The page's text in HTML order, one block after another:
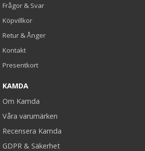
Frågor & Svar
Köpvillkor
Retur & Ånger
Kontakt
Presentkort
KAMDA
Om Kamda
Våra varumärken
Recensera Kamda
GDPR & Säkerhet